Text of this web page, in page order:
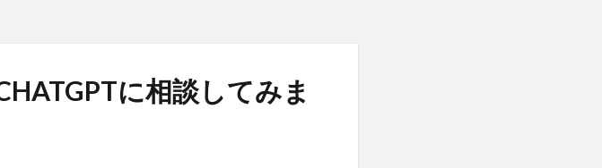
に相談してみま